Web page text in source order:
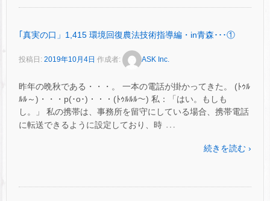
｢真実の口」1,415 環境回復農法技術指導編・in青森･･･①
投稿日: 2019年10月4日 作成者: ASK Inc.
昨年の晩秋である・・・。 一本の電話が掛かってきた。 (ﾄｩﾙ
ﾙﾙ～)・・・p(･o･)・・・(ﾄｩﾙﾙﾙ～) 私：「はい。もしも
し。」 私の携帯は、事務所を留守にしている場合、携帯電話
に転送できるように設定しており、時 …
続きを読む ›